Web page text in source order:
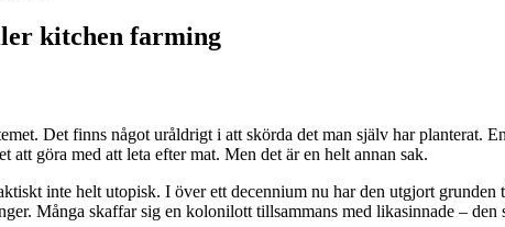
Det finns något uråldrigt i att skörda det man själv har planterat.
att göra med att leta efter mat. Men det är en helt annan sak.
inte helt utopisk. I över ett decennium nu har den utgjort
Många skaffar sig en kolonilott tillsammans med likasinnade –